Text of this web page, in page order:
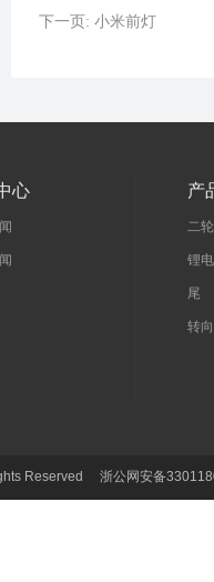
下一页: 小米前灯
心 产
二
锂
尾
转
Reserved 浙公网安备